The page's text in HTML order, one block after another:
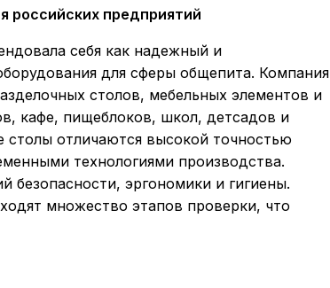
предприятий
себя как надежный и
для сферы общепита. Компания
столов, мебельных элементов и
кафе, пищеблоков, школ, детсадов и
отличаются высокой точностью
технологиями производства.
безопасности, эргономики и гигиены.
множество этапов проверки, что